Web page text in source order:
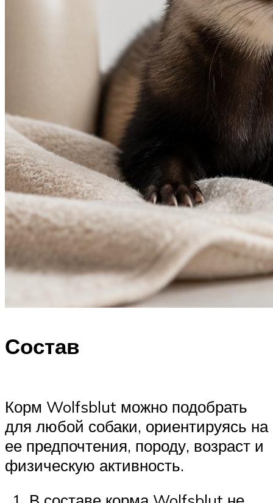
Состав
Корм Wolfsblut можно подобрать
для любой собаки, ориентируясь на
ее предпочтения, породу, возраст и
физическую активность.